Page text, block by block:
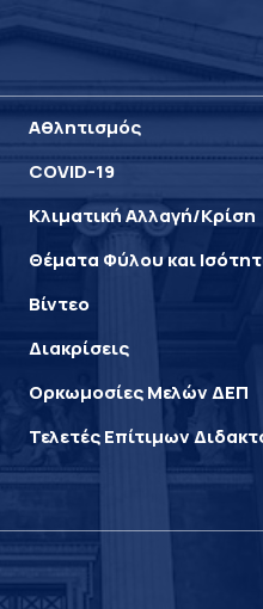
Αθλητισμός
COVID-19
Κλιματική Αλλαγή/Κρίση
Θέματα Φύλου και
Βίντεο
Διακρίσεις
Ορκωμοσίες Μελών ΔΕΠ
Τελετές Επίτιμων